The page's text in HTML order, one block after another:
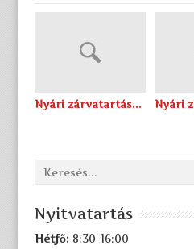
Nyári zárvatartás... Nyári
Nyitvatartás
Hétfő: 8:30-16:00